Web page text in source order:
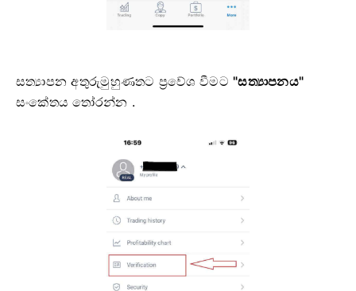
සත්‍යාපන අතුරුමුහුණතට ප්‍රවේශ වීමට "සත්‍යාපනය"
සංකේතය තෝරන්න .